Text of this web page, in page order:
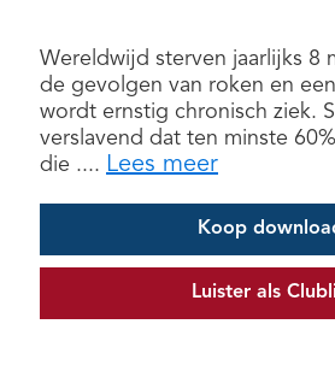
Wereldwijd sterven jaarlijks 8
de gevolgen van roken en
wordt ernstig chronisch ziek.
verslavend dat ten minste
die .... Lees meer
Koop
Luister als